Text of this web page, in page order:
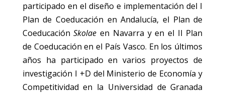
participado en el diseño e implementación del I
Plan de Coeducación en Andalucía, el Plan de
CoeducaciónSkolae en Navarra y en el II Plan
de Coeducación en el País Vasco. En los últimos
años ha participado en varios proyectos de
investigación I +D del Ministerio de Economía y
Competitividad en la Universidad de Granada